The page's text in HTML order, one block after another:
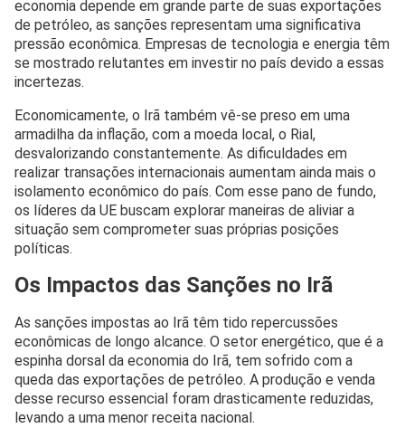
economia depende em grande parte de suas exportações
de petróleo, as sanções representam uma significativa
pressão econômica. Empresas de tecnologia e energia têm
se mostrado relutantes em investir no país devido a essas
incertezas.
Economicamente, o Irã também vê-se preso em uma
armadilha da inflação, com a moeda local, o Rial,
desvalorizando constantemente. As dificuldades em
realizar transações internacionais aumentam ainda mais o
isolamento econômico do país. Com esse pano de fundo,
os líderes da UE buscam explorar maneiras de aliviar a
situação sem comprometer suas próprias posições
políticas.
Os Impactos das Sanções no Irã
As sanções impostas ao Irã têm tido repercussões
econômicas de longo alcance. O setor energético, que é a
espinha dorsal da economia do Irã, tem sofrido com a
queda das exportações de petróleo. A produção e venda
desse recurso essencial foram drasticamente reduzidas,
levando a uma menor receita nacional.